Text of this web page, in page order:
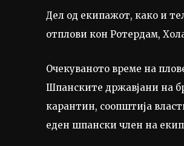
Дел од екипажот, како и
отплови кон Ротердам,
Очекуваното време на
Шпанските државјани на
карантин, соопштија
еден шпански член на